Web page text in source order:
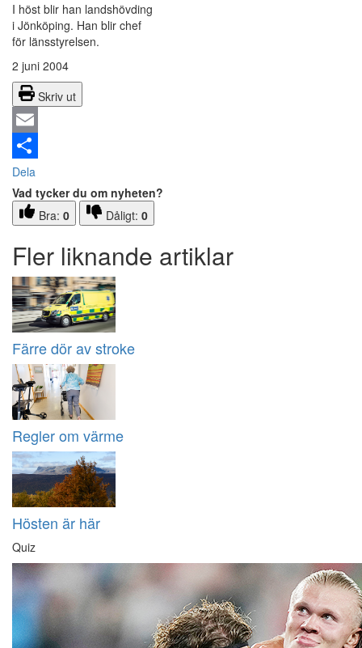
I höst blir han landshövding
i Jönköping. Han blir chef
för länsstyrelsen.
2 juni 2004
Skriv ut
Email
Dela
Vad tycker du om nyheten?
Bra: 0 Dåligt: 0
Fler liknande artiklar
Färre dör av stroke
Regler om värme
Hösten är här
Quiz